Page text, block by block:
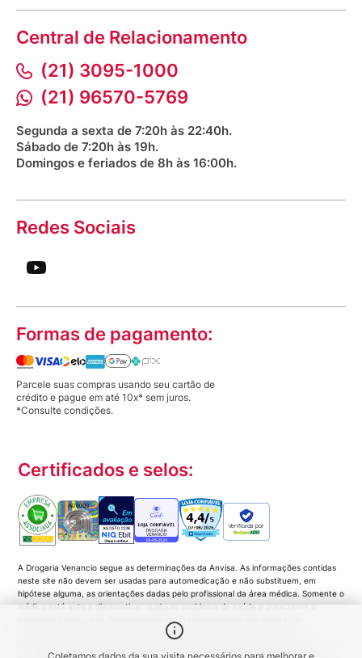
Assessoria de Imprensa
Aniversário Venancio 2025
Dúvidas frequentes
Prazos e entregas
Bioimpedância Gratuita
VClube - Programa de fidelidade
Fale com o farmacêutico
Fale conosco
Procon RJ
Saúde na praça
Central de Relacionamento
(21) 3095-1000
(21) 96570-5769
Segunda a sexta de 7:20h às 22:40h.
Sábado de 7:20h às 19h.
Domingos e feriados de 8h às 16:00h.
Redes Sociais
Formas de pagamento:
Parcele suas compras usando seu cartão de
crédito e pague em até 10x* sem juros.
*Consulte condições.
Certificados e selos:
Verificada por
A Drogaria Venancio segue as determinações da Anvisa. As informações contidas
neste site não devem ser usadas para automedicação e não substituem, em
hipótese alguma, as orientações dadas pelo profissional da área médica. Somente o
médico está apto a diagnosticar qualquer problema de saúde e prescrever o
consultado. Medicamentos podem trazer riscos. Procure o médico e o